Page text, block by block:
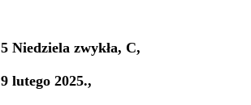
5 Niedziela zwykła, C,
9 lutego 2025.,